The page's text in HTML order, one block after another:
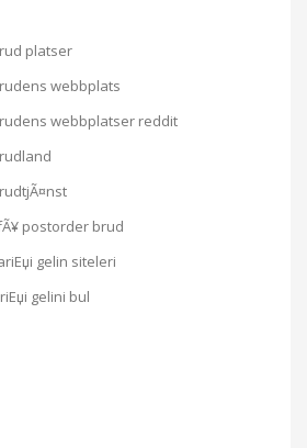
platser
webbplats
webbplatser reddit
postorder brud
gelin siteleri
gelini bul